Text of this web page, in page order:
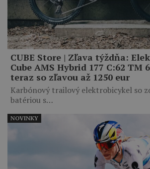
CUBE Store | Zľava týždňa:
Cube AMS Hybrid 177 C:62 TM
teraz so zľavou až 1250 eur
Karbónový trailový elektrobicykel so
batériou s…
NOVINKY